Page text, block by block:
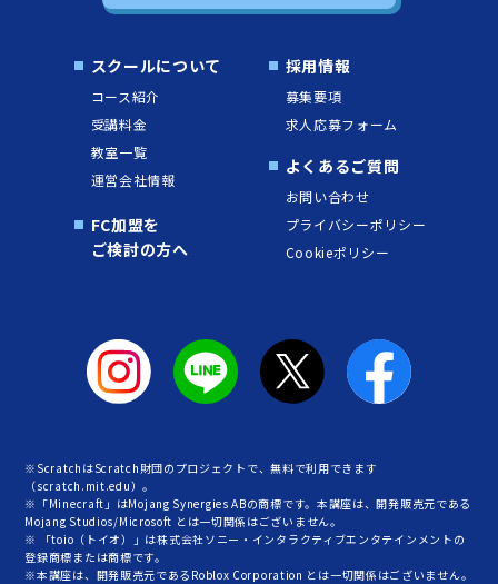
スクールについて
コース紹介
受講料金
教室一覧
運営会社情報
FC加盟を
ご検討の方へ
採用情報
募集要項
求人応募フォーム
よくあるご質問
お問い合わせ
プライバシーポリシー
Cookieポリシー
※ScratchはScratch財団のプロジェクトで、無料で利用できます
（scratch.mit.edu）。
※「Minecraft」はMojang Synergies ABの商標です。本講座は、開発販売元である
Mojang Studios/Microsoft とは一切関係はございません。
※ 「toio（トイオ）」は株式会社ソニー・インタラクティブエンタテインメントの
登録商標または商標です。
※本講座は、開発販売元であるRoblox Corporation とは一切関係はございません。